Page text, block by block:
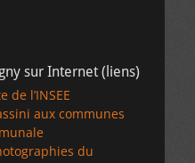
sur Internet (liens)
l’INSEE
aux communes
du